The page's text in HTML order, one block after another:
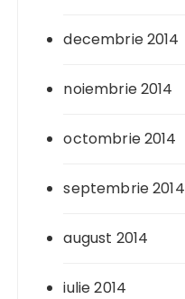
decembrie 2014
noiembrie 2014
octombrie 2014
septembrie 2014
august 2014
iulie 2014